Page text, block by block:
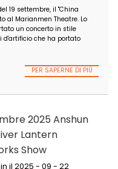
PER
Settembre 2025
China Festival
Show in Germania
di admin il 2025 - 09 -